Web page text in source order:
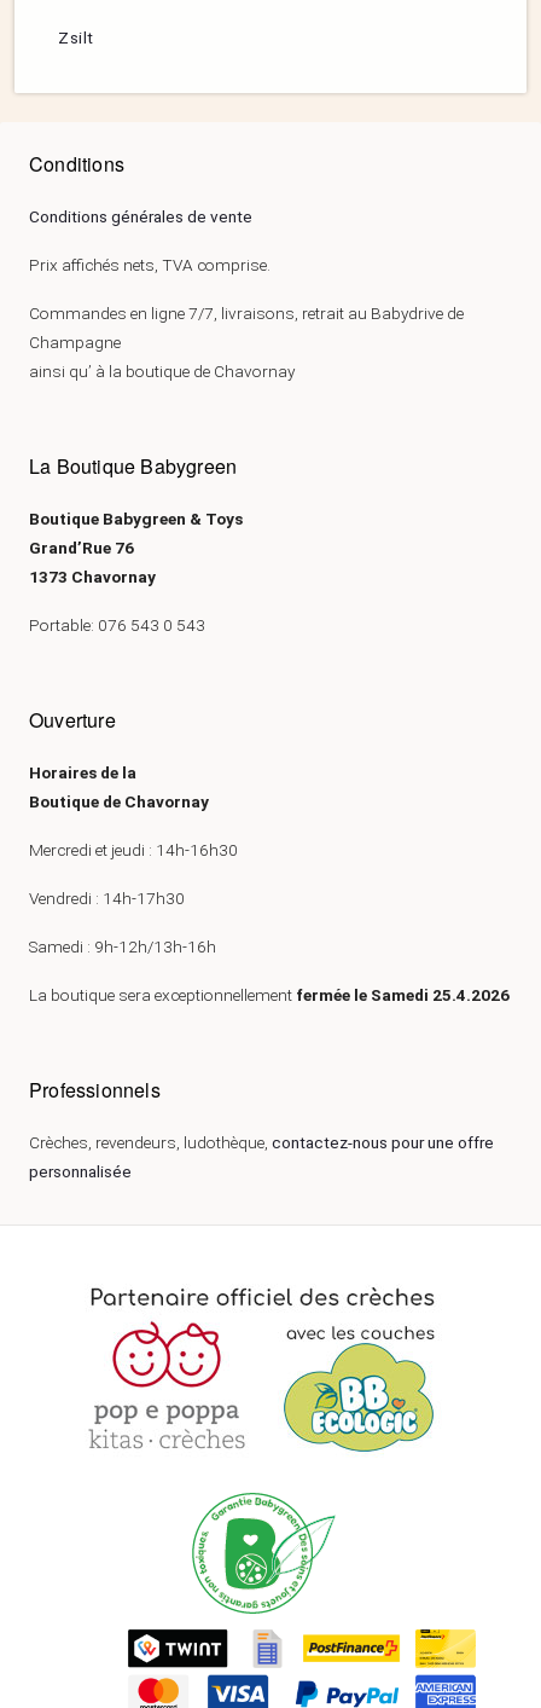
Zsilt
Conditions
Conditions générales de vente
Prix affichés nets, TVA comprise.
Commandes en ligne 7/7, livraisons, retrait au Babydrive de
Champagne
ainsi qu’ à la boutique de Chavornay
La Boutique Babygreen
Boutique Babygreen & Toys
Grand’Rue 76
1373 Chavornay
Portable: 076 543 0 543
Ouverture
Horaires de la
Boutique de Chavornay
Mercredi et jeudi : 14h-16h30
Vendredi : 14h-17h30
Samedi : 9h-12h/13h-16h
La boutique sera exceptionnellement fermée le Samedi 25.4.2026
Professionnels
Crèches, revendeurs, ludothèque, contactez-nous pour une offre
personnalisée